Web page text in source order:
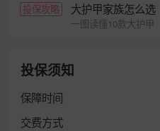
投保攻略 大护甲家族怎么选
一图读懂10款大护甲
投保须知
保障时间
交费方式